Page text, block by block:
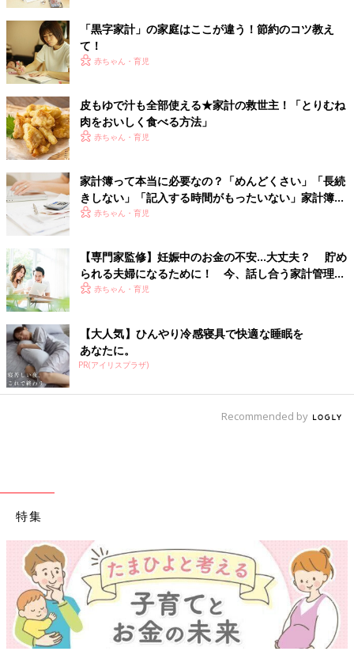
「黒字家計」の家庭はここが違う！節約のコツ教え
て！
赤ちゃん・育児
皮もゆで汁も全部使える★家計の救世主！「とりむね
肉をおいしく食べる方法」
赤ちゃん・育児
家計簿って本当に必要なの？「めんどくさい」「長続
きしない」「記入する時間がもったいない」家計簿の
お悩みをFPに聞く
赤ちゃん・育児
【専門家監修】妊娠中のお金の不安…大丈夫？ 貯め
られる夫婦になるために！ 今、話し合う家計管理と
節約のポイントは？
赤ちゃん・育児
【大人気】ひんやり冷感寝具で快適な睡眠を
あなたに。
PR(アイリスプラザ)
Recommended by
特集